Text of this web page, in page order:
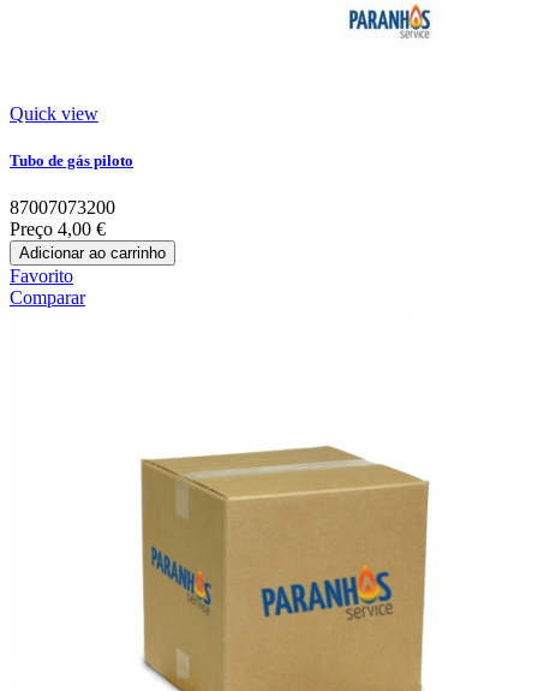
Quick view
Tubo de gás piloto
87007073200
Preço 4,00 €
Adicionar ao carrinho
Favorito
Comparar